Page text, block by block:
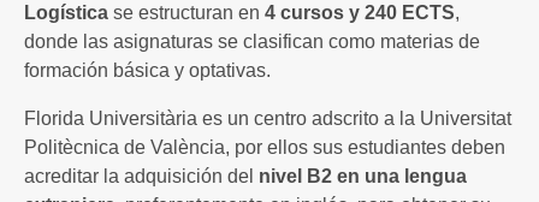
Logística se estructuran en 4 cursos y 240 ECTS,
donde las asignaturas se clasifican como materias de
formación básica y optativas.
Florida Universitària es un centro adscrito a la Universitat
Politècnica de València, por ellos sus estudiantes deben
acreditar la adquisición del nivel B2 en una lengua